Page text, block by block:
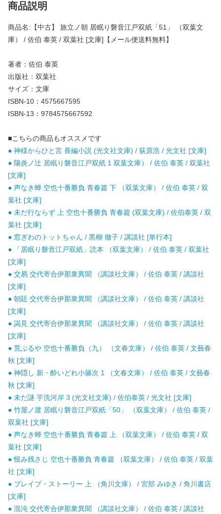
商品説明
商品名:【中古】 旅立ノ朝 居眠り磐音江戸双紙「51」 （双葉文
庫） / 佐伯 泰英 / 双葉社 [文庫]【メール便送料無料】
著者：佐伯 泰英
出版社：双葉社
サイズ：文庫
ISBN-10：4575667595
ISBN-13：9784575667592
■こちらの商品もオススメです
● 神様からひと言 長編小説 (光文社文庫) / 荻原浩 / 光文社 [文庫]
● 陽炎ノ辻 居眠り磐音江戸双紙 1 双葉文庫） / 佐伯 泰英 / 双葉社
[文庫]
● 声なき蝉 空也十番勝負 青春篇 下 （双葉文庫） / 佐伯 泰英 / 双
葉社 [文庫]
● 未だ行ならず 上 空也十番勝負 青春篇 (双葉文庫) / 佐伯泰英 / 双
葉社 [文庫]
● 窓ぎわのトットちゃん / 黒柳 徹子 / 講談社 [単行本]
● 「居眠り磐音江戸双紙」読本 （双葉文庫） / 佐伯 泰英 / 双葉社
[文庫]
● 交易 交代寄合伊那衆異聞 （講談社文庫） / 佐伯 泰英 / 講談社
[文庫]
● 朝廷 交代寄合伊那衆異聞 （講談社文庫） / 佐伯 泰英 / 講談社
[文庫]
● 謁見 交代寄合伊那衆異聞 （講談社文庫） / 佐伯 泰英 / 講談社
[文庫]
● 荒ぶるや 空也十番勝負（九） （文春文庫） / 佐伯 泰英 / 文藝春
秋 [文庫]
● 神隠し 新・酔いどれ小籐次 1 （文春文庫） / 佐伯 泰英 / 文藝春
秋 [文庫]
● 未だ謎 芋洗河岸 3 (光文社文庫) / 佐伯泰英 / 光文社 [文庫]
● 竹屋ノ渡 居眠り磐音江戸双紙「50」 （双葉文庫） / 佐伯 泰英 /
双葉社 [文庫]
● 声なき蝉 空也十番勝負 青春篇 上 （双葉文庫） / 佐伯 泰英 / 双
葉社 [文庫]
● 恨み残さじ 空也十番勝負 青春篇 （双葉文庫） / 佐伯 泰英 / 双葉
社 [文庫]
● ブレイブ・ストーリー 上 （角川文庫） / 宮部 みゆき / 角川書店
[文庫]
● 混沌 交代寄合伊那衆異聞 （講談社文庫） / 佐伯 泰英 / 講談社